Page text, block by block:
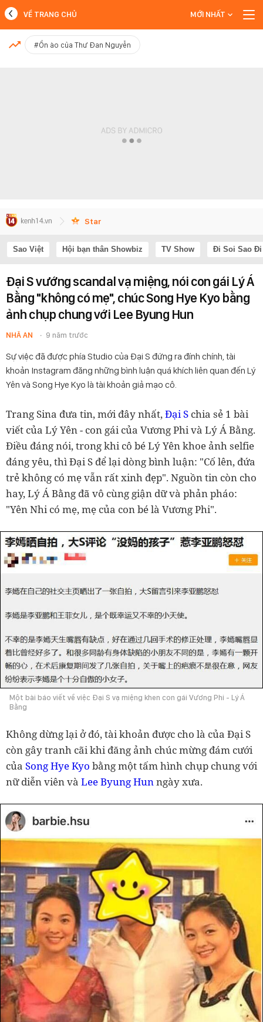
MỚI NHẤT
VỀ TRANG CHỦ MỚI NHẤT
#Ồn ào của Thư Đan Nguyễn
Star
Sao Việt Hội bạn thân Showbiz TV Show Đi Soi Sao Đi
Đại S vướng scandal vạ miệng, nói con gái Lý Á
Bằng "không có mẹ", chúc Song Hye Kyo bằng
ảnh chụp chung với Lee Byung Hun
NHÃ AN 9 năm trước
Sự việc đã được phía Studio của Đại S đứng ra đính chính, tài
khoản Instagram đăng những bình luận quá khích liên quan đến Lý
Yên và Song Hye Kyo là tài khoản giả mạo cô.
Trang Sina đưa tin, mới đây nhất,Đại S chia sẻ 1 bài
viết của Lý Yên - con gái của Vương Phi và Lý Á Bằng.
Điều đáng nói, trong khi cô bé Lý Yên khoe ảnh selfie
đáng yêu, thì Đại S để lại dòng bình luận: "Cố lên, đứa
trẻ không có mẹ vẫn rất xinh đẹp". Nguồn tin còn cho
hay, Lý Á Bằng đã vô cùng giận dữ và phản pháo:
"Yên Nhi có mẹ, mẹ của con bé là Vương Phi".
Một bài báo viết về việc Đại S vạ miệng khen con gái Vương Phi - Lý Á
Bằng
Không dừng lại ở đó, tài khoản được cho là của Đại S
còn gây tranh cãi khi đăng ảnh chúc mừng đám cưới
của Song Hye Kyo bằng một tấm hình chụp chung với
nữ diễn viên và Lee Byung Hunngày xưa.